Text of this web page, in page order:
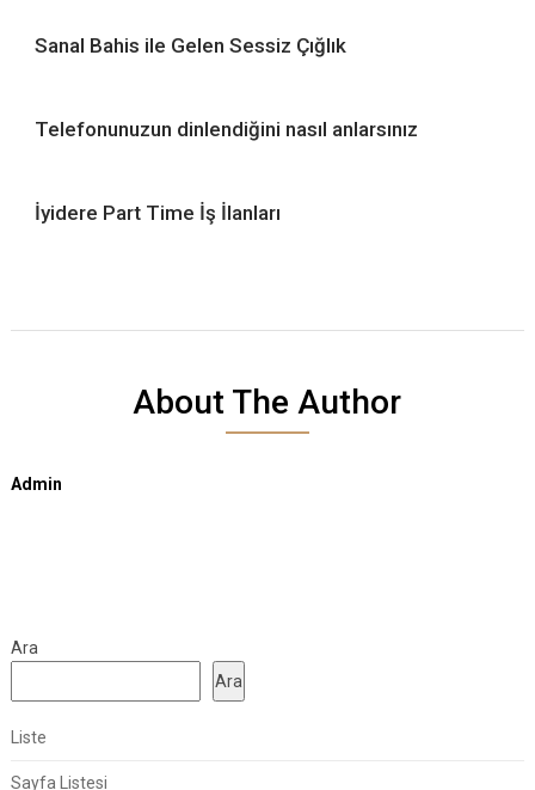
Sanal Bahis ile Gelen Sessiz Çığlık
Telefonunuzun dinlendiğini nasıl anlarsınız
İyidere Part Time İş İlanları
About The Author
Admin
Ara
Ara
Liste
Sayfa Listesi